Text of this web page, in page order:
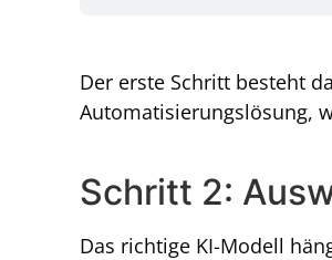
Der erste Schritt besteht
Automatisierungslösung,
Schritt 2:
Das richtige KI-Modell